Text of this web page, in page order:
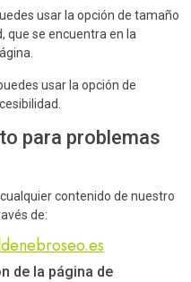
usar la opción de tamaño
que se encuentra en la
usar la opción de
para problemas
contenido de nuestro
de:
de la página de